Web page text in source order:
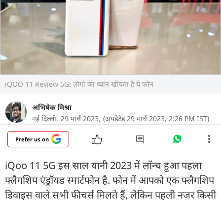
iQOO 11 Review 5G: लोगों का ध्यान खींचता है ये फोन
अभिषेक मिश्रा
नई दिल्ली, 29 मार्च 2023, (अपडेटेड 29 मार्च 2023, 2:26 PM IST)
Prefer us on
iQoo 11 5G इस साल यानी 2023 में लॉन्च हुआ पहला
फ्लैगशिप एंड्रॉयड स्मार्टफोन है. फोन में आपको एक फ्लैगशिप
डिवाइस वाले सभी फीचर्स मिलते हैं, लेकिन पहली नजर किसी